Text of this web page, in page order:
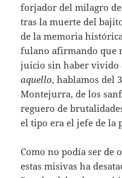
forjador del milagro
tras la muerte del
de la memoria
fulano afirmando que
juicio sin haber vivido
aquello, hablamos del
Montejurra, de los
reguero de
el tipo era el jefe de la
Como no podía ser de
estas misivas ha